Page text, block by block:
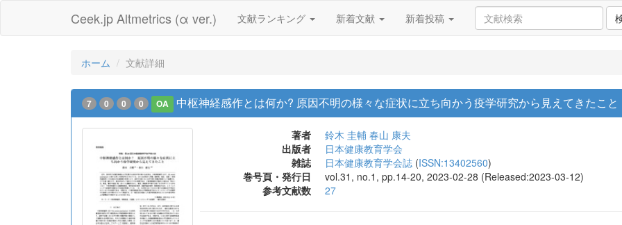
Ceek.jp Altmetrics (α ver.) 文献ランキング 新着文献 新着投稿
ホーム 文献詳細
7 0 0 0 OA 中枢神経感作とは何か? 原因不明の様々な症状に立ち向かう疫学研究から見えてきたこと
著者 鈴木 圭輔 春山 康夫
出版者
日本健康教育学会
雑誌
日本健康教育学会誌 (ISSN:13402560)
巻号頁・発行日
vol.31, no.1, pp.14-20, 2023-02-28 (Released:2023-03-12)
参考文献数
27